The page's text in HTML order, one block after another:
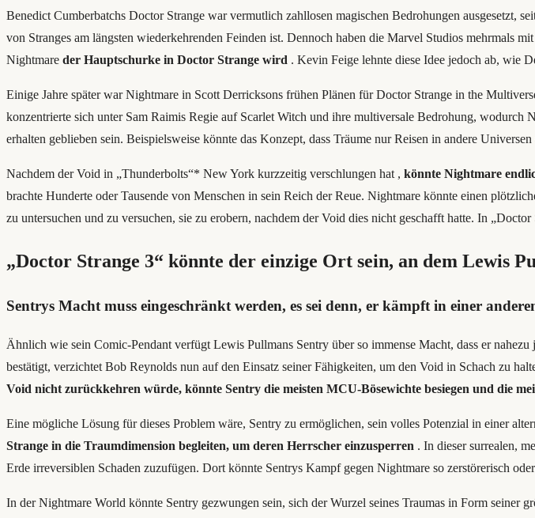
Benedict Cumberbatchs Doctor Strange war vermutlich zahllosen magischen Bedrohungen
von Stranges am längsten wiederkehrenden Feinden ist. Dennoch haben die Marvel Studios mehrmals
Nightmare der Hauptschurke in Doctor Strange wird . Kevin Feige lehnte diese Idee jedoch ab, wie
Einige Jahre später war Nightmare in Scott Derricksons frühen Plänen für Doctor Strange in the
konzentrierte sich unter Sam Raimis Regie auf Scarlet Witch und ihre multiversale Bedrohung,
erhalten geblieben sein. Beispielsweise könnte das Konzept, dass Träume nur Reisen in andere
Nachdem der Void in „Thunderbolts“* New York kurzzeitig verschlungen hat , könnte Nightmare
brachte Hunderte oder Tausende von Menschen in sein Reich der Reue. Nightmare könnte einen
zu untersuchen und zu versuchen, sie zu erobern, nachdem der Void dies nicht geschafft hatte. In
„Doctor Strange 3“ könnte der einzige Ort sein, an dem Lewis
Sentrys Macht muss eingeschränkt werden, es sei denn, er kämpft in einer
Ähnlich wie sein Comic-Pendant verfügt Lewis Pullmans Sentry über so immense Macht, dass er
bestätigt, verzichtet Bob Reynolds nun auf den Einsatz seiner Fähigkeiten, um den Void in Schach zu
Void nicht zurückkehren würde, könnte Sentry die meisten MCU-Bösewichte besiegen und die
Eine mögliche Lösung für dieses Problem wäre, Sentry zu ermöglichen, sein volles Potenzial in einer
Strange in die Traumdimension begleiten, um deren Herrscher einzusperren . In dieser surrealen,
Erde irreversiblen Schaden zuzufügen. Dort könnte Sentrys Kampf gegen Nightmare so zerstörerisch
In der Nightmare World könnte Sentry gezwungen sein, sich der Wurzel seines Traumas in Form